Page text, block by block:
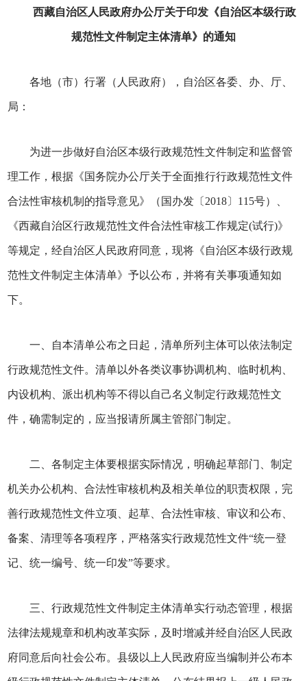
西藏自治区人民政府办公厅关于印发《自治区本级行政
规范性文件制定主体清单》的通知
各地（市）行署（人民政府），自治区各委、办、厅、
局：
为进一步做好自治区本级行政规范性文件制定和监督管
理工作，根据《国务院办公厅关于全面推行行政规范性文件
合法性审核机制的指导意见》（国办发〔2018〕115号）、
《西藏自治区行政规范性文件合法性审核工作规定(试行)》
等规定，经自治区人民政府同意，现将《自治区本级行政规
范性文件制定主体清单》予以公布，并将有关事项通知如
下。
一、自本清单公布之日起，清单所列主体可以依法制定
行政规范性文件。清单以外各类议事协调机构、临时机构、
内设机构、派出机构等不得以自己名义制定行政规范性文
件，确需制定的，应当报请所属主管部门制定。
二、各制定主体要根据实际情况，明确起草部门、制定
机关办公机构、合法性审核机构及相关单位的职责权限，完
善行政规范性文件立项、起草、合法性审核、审议和公布、
备案、清理等各项程序，严格落实行政规范性文件“统一登
记、统一编号、统一印发”等要求。
三、行政规范性文件制定主体清单实行动态管理，根据
法律法规规章和机构改革实际，及时增减并经自治区人民政
府同意后向社会公布。县级以上人民政府应当编制并公布本